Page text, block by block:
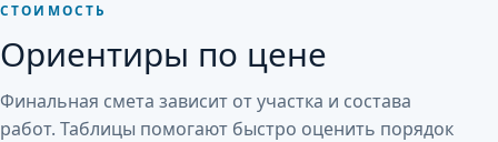
СТОИМОСТЬ
Ориентиры по цене
Финальная смета зависит от участка и состава
работ. Таблицы помогают быстро оценить порядок